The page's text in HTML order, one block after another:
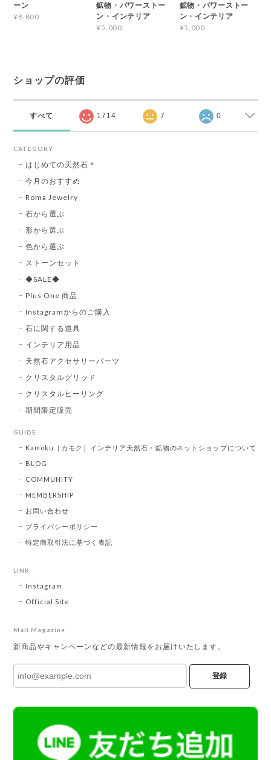
ーン
¥8,800
鉱物・パワーストー
ン・インテリア
¥5,000
鉱物・パワーストー
ン・インテリア
¥5,000
ショップの評価
すべて 1714 7 0
CATEGORY
はじめての天然石＊
今月のおすすめ
Roma Jewelry
石から選ぶ
形から選ぶ
色から選ぶ
ストーンセット
◆SALE◆
Plus One 商品
Instagramからのご購入
石に関する道具
インテリア用品
天然石アクセサリーパーツ
クリスタルグリッド
クリスタルヒーリング
期間限定販売
GUIDE
Kamoku［カモク］インテリア天然石・鉱物のネットショップについて
BLOG
COMMUNITY
MEMBERSHIP
お問い合わせ
プライバシーポリシー
特定商取引法に基づく表記
LINK
Instagram
Official Site
Mail Magazine
新商品やキャンペーンなどの最新情報をお届けいたします。
登録